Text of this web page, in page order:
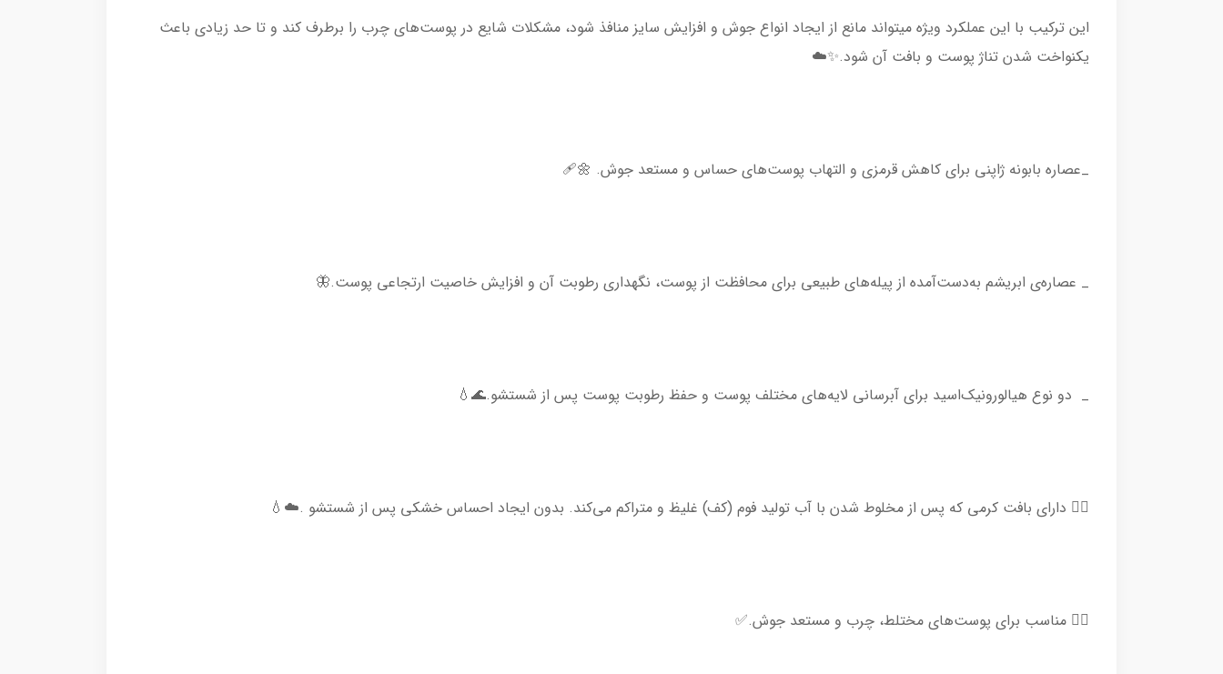
این ترکیب با این عملکرد ویژه میتواند مانع از ایجاد انواع جوش و افزایش سایز منافذ شود، مشکلات شایع در پوست‌های چرب را برطرف کند و تا حد زیادی باعث
یکنواخت شدن تناژ پوست و بافت آن شود.✨☁️
_عصاره بابونه ژاپنی برای کاهش قرمزی و التهاب پوست‌های حساس و مستعد جوش. 🌼🩹
_ عصاره‌ی ابریشم به‌دست‌آمده از پیله‌های طبیعی برای محافظت از پوست، نگهداری رطوبت آن و افزایش خاصیت ارتجاعی پوست.🦋
_ دو نوع هیالورونیک‌اسید برای آبرسانی لایه‌های مختلف پوست و حفظ رطوبت پوست پس از شستشو.🌊💧
👈🏻 دارای بافت کرمی که پس از مخلوط شدن با آب تولید فوم (کف) غلیظ و متراکم می‌کند. بدون ایجاد احساس خشکی پس از شستشو .☁️💧
👈🏻 مناسب برای پوست‌های مختلط، چرب و مستعد جوش.✅